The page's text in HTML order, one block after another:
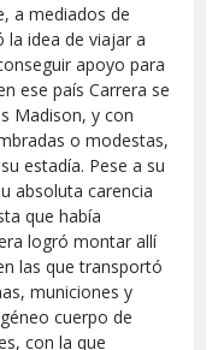
a mediados de
la idea de viajar a
apoyo para
ese país Carrera se
Madison, y con
o modestas,
estadía. Pese a su
absoluta carencia
que había
logró montar allí
las que transportó
municiones y
cuerpo de
con la que